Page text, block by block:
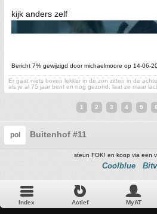
kijk anders zelf
Bericht 7% gewijzigd door michaelmoore op 14-06-
Er gaat niets boven lekker in de zon zitten in de
als je al 75 jaar bent en nog gezond, laat ze maar
1 2 3 4 5 6
pol Buitenhof #11
steun FOK! en koop via een
Coolblue
Index Actief MyAT